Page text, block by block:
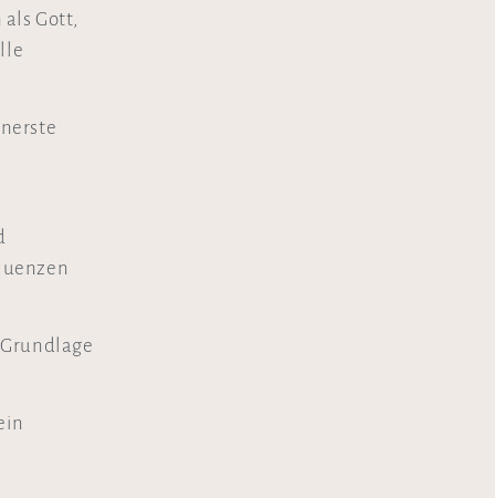
Gott,